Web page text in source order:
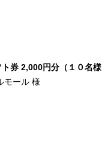
券 2,000円分（１０名様
モール 様